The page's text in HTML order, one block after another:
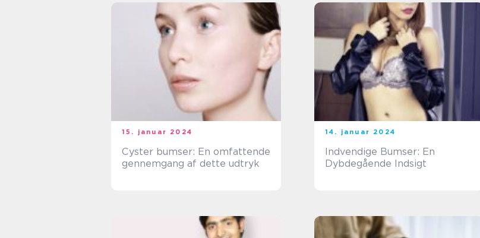
15. januar 2024
Cyster bumser: En omfattende
gennemgang af dette udtryk
14. januar 2024
Indvendige Bumser: En
Dybdegående Indsigt